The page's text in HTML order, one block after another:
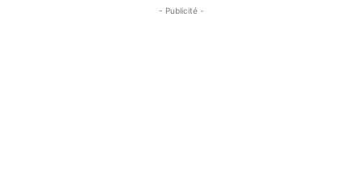
- Publicité -